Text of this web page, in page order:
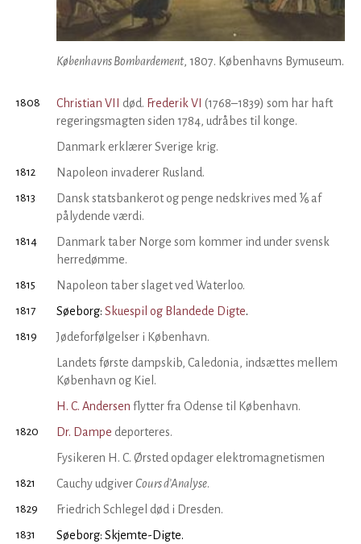
Københavns Bombardement, 1807. Københavns Bymuseum.
1808 Christian VII død. Frederik VI (1768–1839) som har haft
regeringsmagten siden 1784, udråbes til konge.
Danmark erklærer Sverige krig.
1812 Napoleon invaderer Rusland.
1813
Dansk statsbankerot og penge nedskrives med ⅙ af
pålydende værdi.
1814
Danmark taber Norge som kommer ind under svensk
herredømme.
1815 Napoleon taber slaget ved Waterloo.
1817 Søeborg: Skuespil og Blandede Digte.
1819
Jødeforfølgelser i København.
Landets første dampskib, Caledonia, indsættes mellem
København og Kiel.
H. C. Andersen flytter fra Odense til København.
1820 Dr. Dampe deporteres.
Fysikeren H. C. Ørsted opdager elektromagnetismen
1821 Cauchy udgiverCours d’Analyse.
1829 Friedrich Schlegel død i Dresden.
1831 Søeborg: Skjemte-Digte.